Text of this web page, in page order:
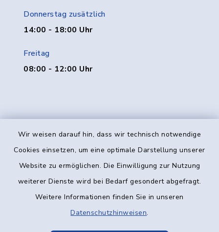
Wir weisen darauf hin, dass wir technisch notwendige
Cookies einsetzen, um eine optimale Darstellung unserer
Website zu ermöglichen. Die Einwilligung zur Nutzung
weiterer Dienste wird bei Bedarf gesondert abgefragt.
Weitere Informationen finden Sie in unseren
Datenschutzhinweisen.
Donnerstag zusätzlich
14:00 - 18:00 Uhr
Freitag
08:00 - 12:00 Uhr
Kontakt
Datenschutz